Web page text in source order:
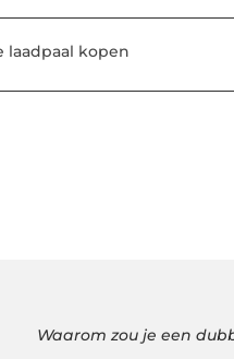
laadpaal kopen
Waarom zou je een